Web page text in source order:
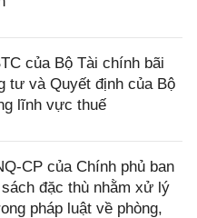
của Bộ Tài chính bãi
tư và Quyết định của Bộ
lĩnh vực thuế
CP của Chính phủ ban
đặc thù nhằm xử lý
pháp luật về phòng,